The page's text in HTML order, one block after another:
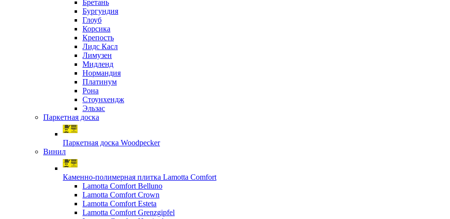
Бретань
Бургундия
Глоуб
Корсика
Крепость
Лидс Касл
Лимузен
Мидленд
Нормандия
Платинум
Рона
Стоунхендж
Эльзас
Паркетная доска
Паркетная доска Woodpecker
Винил
Каменно-полимерная плитка Lamotta Comfort
Lamotta Comfort Belluno
Lamotta Comfort Crown
Lamotta Comfort Esteta
Lamotta Comfort Grenzgipfel